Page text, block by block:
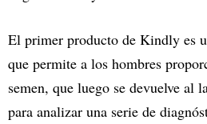
El primer producto de Kindly es
que permite a los hombres
semen, que luego se devuelve al
para analizar una serie de